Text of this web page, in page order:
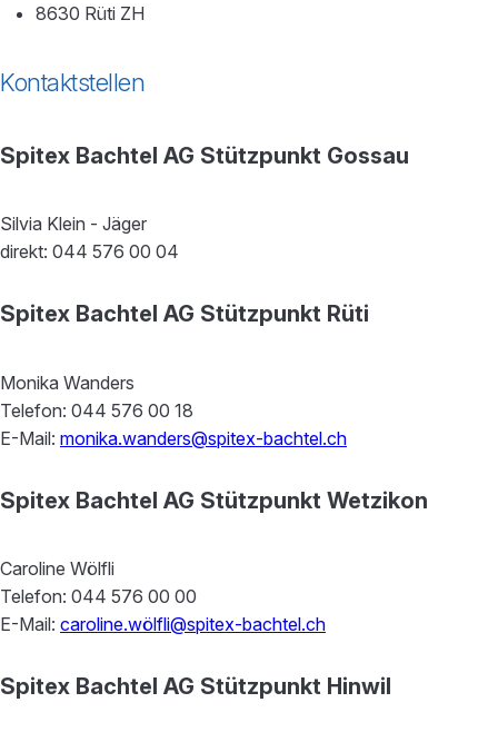
8630 Rüti ZH
Kontaktstellen
Spitex Bachtel AG Stützpunkt Gossau
Silvia Klein - Jäger
direkt: 044 576 00 04
Spitex Bachtel AG Stützpunkt Rüti
Monika Wanders
Telefon: 044 576 00 18
E-Mail: monika.wanders@spitex-bachtel.ch
Spitex Bachtel AG Stützpunkt Wetzikon
Caroline Wölfli
Telefon: 044 576 00 00
E-Mail: caroline.wölfli@spitex-bachtel.ch
Spitex Bachtel AG Stützpunkt Hinwil